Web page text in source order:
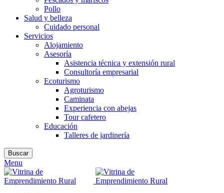
Pollo
Salud y belleza
Cuidado personal
Servicios
Alojamiento
Asesoría
Asistencia técnica y extensión rural
Consultoría empresarial
Ecoturismo
Agroturismo
Caminata
Experiencia con abejas
Tour cafetero
Educación
Talleres de jardinería
Buscar
Menu